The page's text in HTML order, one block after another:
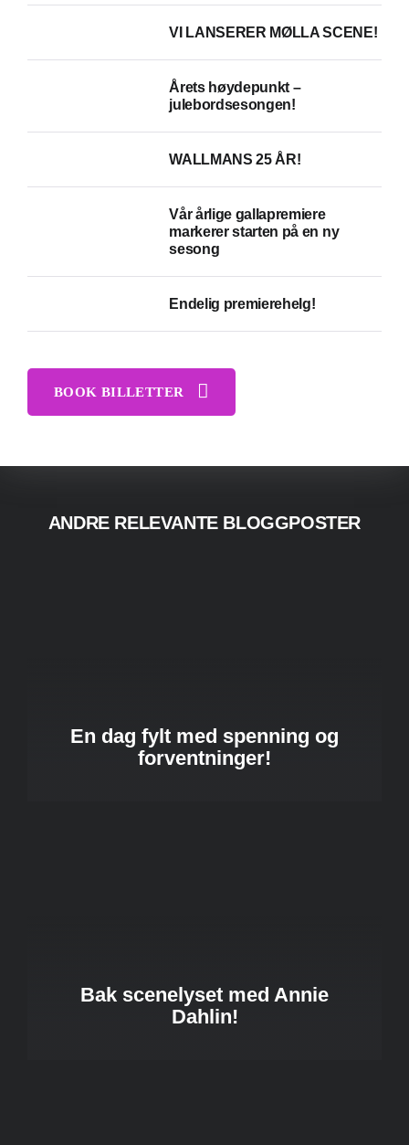
VI LANSERER MØLLA SCENE!
Årets høydepunkt –
julebordsesongen!
WALLMANS 25 ÅR!
Vår årlige gallapremiere
markerer starten på en ny
sesong
Endelig premierehelg!
BOOK BILLETTER
ANDRE RELEVANTE BLOGGPOSTER
En dag fylt med spenning og
forventninger!
Bak scenelyset med Annie
Dahlin!